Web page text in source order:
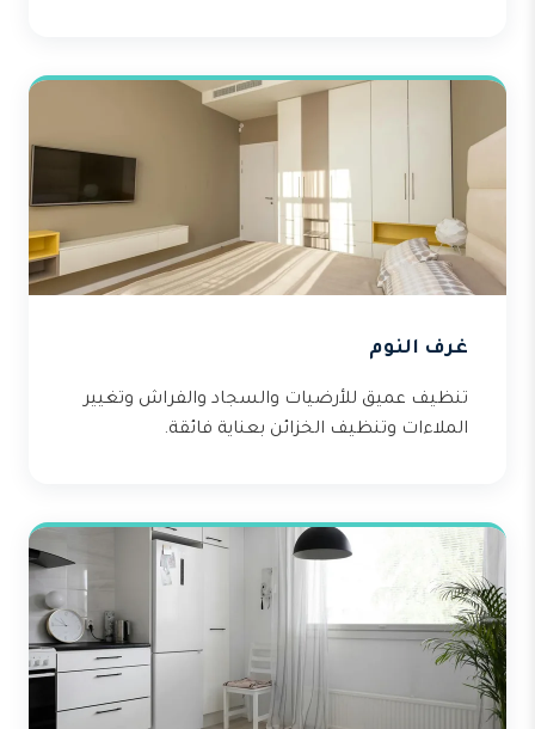
غرف النوم
تنظيف عميق للأرضيات والسجاد والفراش وتغيير
الملاءات وتنظيف الخزائن بعناية فائقة.